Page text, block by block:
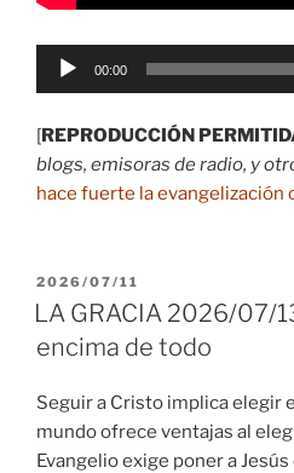
Reproductor
00:00
[REPRODUCCIÓN
blogs, emisoras de radio, y
hace fuerte la evangelización
PUBLICADO
EL
2026/07/11
LA GRACIA 2026/07/
encima de todo
Seguir a Cristo implica elegir
mundo ofrece ventajas al
Evangelio exige poner a